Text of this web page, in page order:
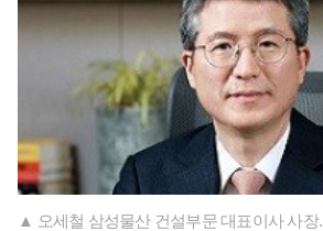
▲ 오세철 삼성물산 건설부문 대표이사 사장.